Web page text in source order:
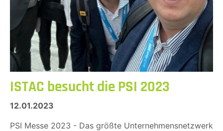
ISTAC besucht die PSI 2023
12.01.2023
PSI Messe 2023 - Das größte Unternehmensnetzwerk